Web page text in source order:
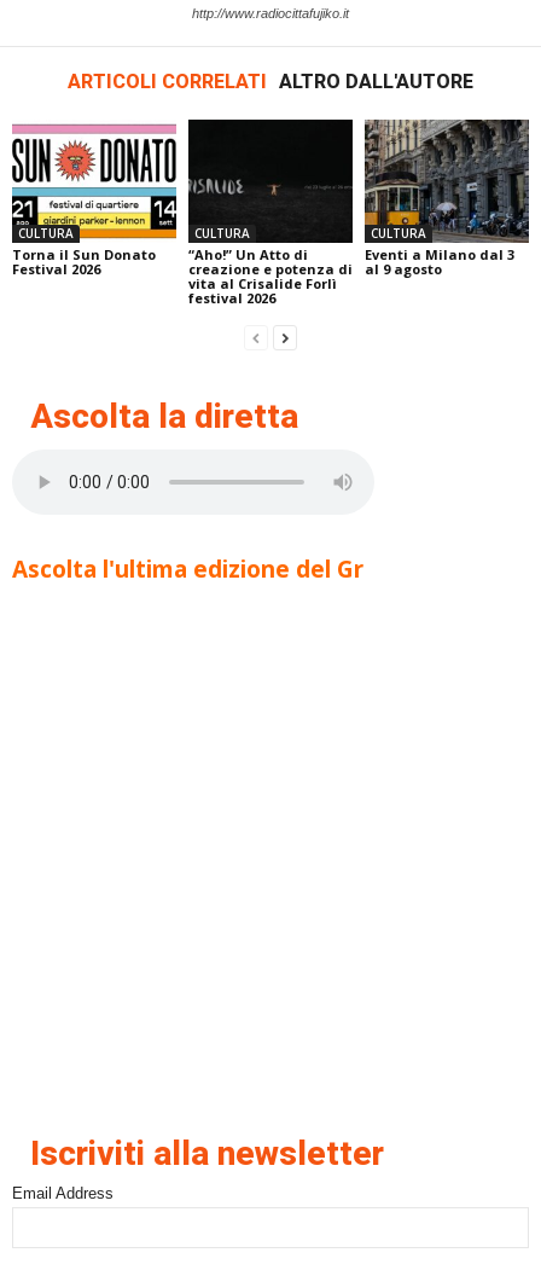
http://www.radiocittafujiko.it
ARTICOLI CORRELATI ALTRO DALL'AUTORE
CULTURA
Torna il Sun Donato
Festival 2026
CULTURA
“Aho!” Un Atto di
creazione e potenza di
vita al Crisalide Forlì
festival 2026
CULTURA
Eventi a Milano dal 3
al 9 agosto
Ascolta la diretta
Ascolta l'ultima edizione del Gr
Iscriviti alla newsletter
Email Address